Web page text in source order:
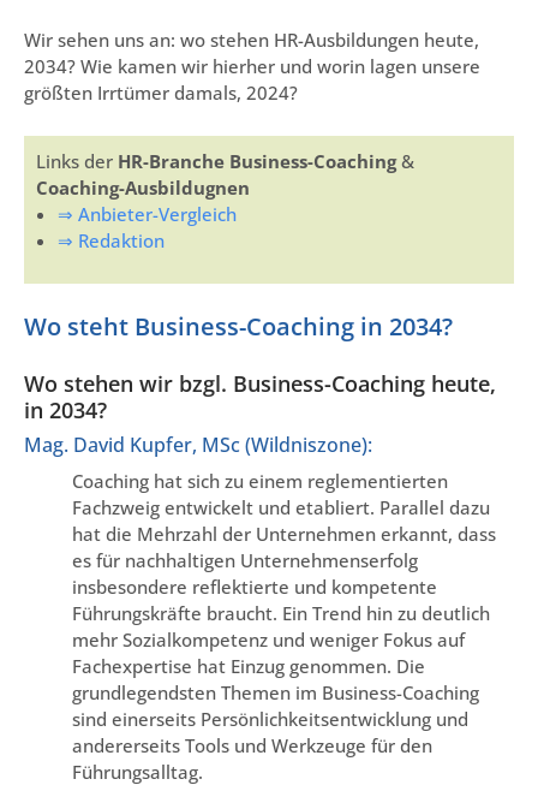
Wir sehen uns an: wo stehen HR-Ausbildungen heute,
2034? Wie kamen wir hierher und worin lagen unsere
größten Irrtümer damals, 2024?
Links der HR-Branche Business-Coaching&
Coaching-Ausbildugnen
⇒ Anbieter-Vergleich
⇒ Redaktion
Wo steht Business-Coaching in 2034?
Wo stehen wir bzgl. Business-Coaching heute,
in 2034?
Mag. David Kupfer, MSc (Wildniszone):
Coaching hat sich zu einem reglementierten
Fachzweig entwickelt und etabliert. Parallel dazu
hat die Mehrzahl der Unternehmen erkannt, dass
es für nachhaltigen Unternehmenserfolg
insbesondere reflektierte und kompetente
Führungskräfte braucht. Ein Trend hin zu deutlich
mehr Sozialkompetenz und weniger Fokus auf
Fachexpertise hat Einzug genommen. Die
grundlegendsten Themen im Business-Coaching
sind einerseits Persönlichkeitsentwicklung und
andererseits Tools und Werkzeuge für den
Führungsalltag.